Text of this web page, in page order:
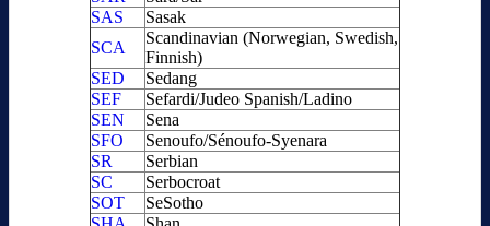
SAS
Sasak
SCA
Scandinavian (Norwegian, Swedish,
Finnish)
SED
Sedang
SEF
Sefardi/Judeo Spanish/Ladino
SEN
Sena
SFO
Senoufo/Sénoufo-Syenara
SR
Serbian
SC
Serbocroat
SOT
SeSotho